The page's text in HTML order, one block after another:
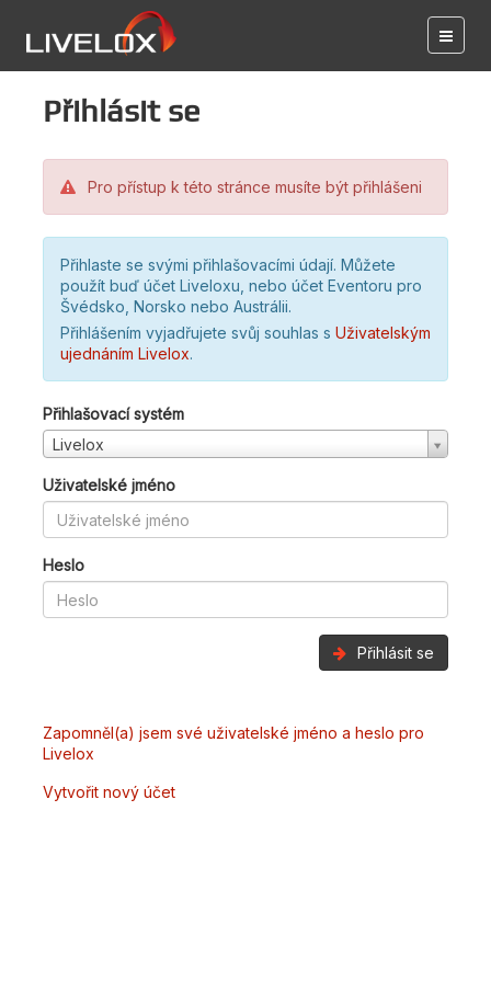
Přihlásit se
Pro přístup k této stránce musíte být přihlášeni
Přihlaste se svými přihlašovacími údají. Můžete
použít buď účet Liveloxu, nebo účet Eventoru pro
Švédsko, Norsko nebo Austrálii.
Přihlášením vyjadřujete svůj souhlas s Uživatelským
ujednáním Livelox.
Přihlašovací systém
Livelox
Uživatelské jméno
Heslo
Přihlásit se
Zapomněl(a) jsem své uživatelské jméno a heslo pro
Livelox
Vytvořit nový účet